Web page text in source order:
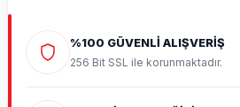
%100 GÜVENLİ ALIŞVERİŞ
256 Bit SSL ile korunmaktadır.